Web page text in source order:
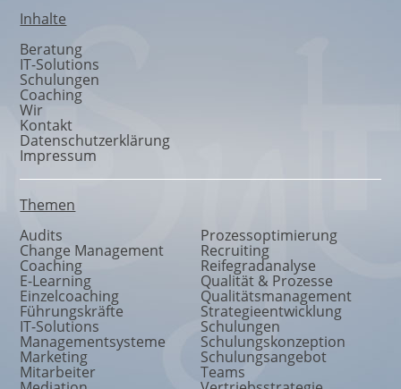
Inhalte
Beratung
IT-Solutions
Schulungen
Coaching
Wir
Kontakt
Datenschutzerklärung
Impressum
Themen
Audits
Change Management
Coaching
E-Learning
Einzelcoaching
Führungskräfte
IT-Solutions
Managementsysteme
Marketing
Mitarbeiter
Prozessoptimierung
Recruiting
Reifegradanalyse
Qualität & Prozesse
Qualitätsmanagement
Strategieentwicklung
Schulungen
Schulungskonzeption
Schulungsangebot
Teams